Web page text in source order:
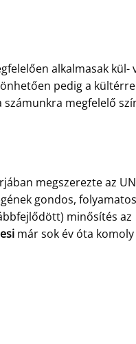
alkalmasak kül-
pedig a
megfelelő
megszerezte az
gondos,
minősítés az
már sok év óta